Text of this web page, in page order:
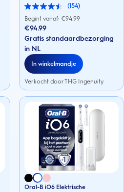
(154)
4.5
van
de
5
sterren.
154
beoordelingen
Begint vanaf: €94.99
€94.99
Gratis standaardbezorging
in NL
In winkelmandje
Verkocht door THG Ingenuity
Oral-B iO6 Elektrische